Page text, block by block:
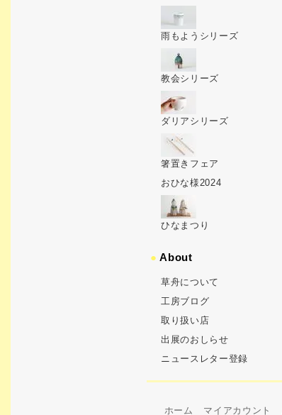
雨もようシリーズ
教会シリーズ
ダリアシリーズ
箸置きフェア
おひな様2024
ひなまつり
●About
草舟について
工房ブログ
取り扱い店
出展のおしらせ
ニュースレター登録
ホーム マイアカウント